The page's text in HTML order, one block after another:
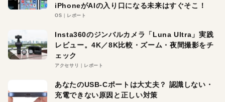
iPhoneがAIの入り口になる未来はすぐそこ！
OS レポート
Insta360のジンバルカメラ「Luna Ultra」実践
レビュー。4K／8K比較・ズーム・夜間撮影をチ
ェック
アクセサリ レポート
あなたのUSB-Cポートは大丈夫？ 認識しない・
充電できない原因と正しい対策